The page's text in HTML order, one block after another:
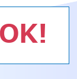
OK!